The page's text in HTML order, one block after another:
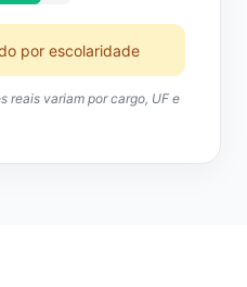
por escolaridade
reais variam por cargo, UF e